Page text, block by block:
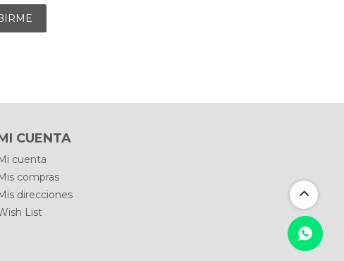
CUENTA
cuenta
compras
direcciones
List